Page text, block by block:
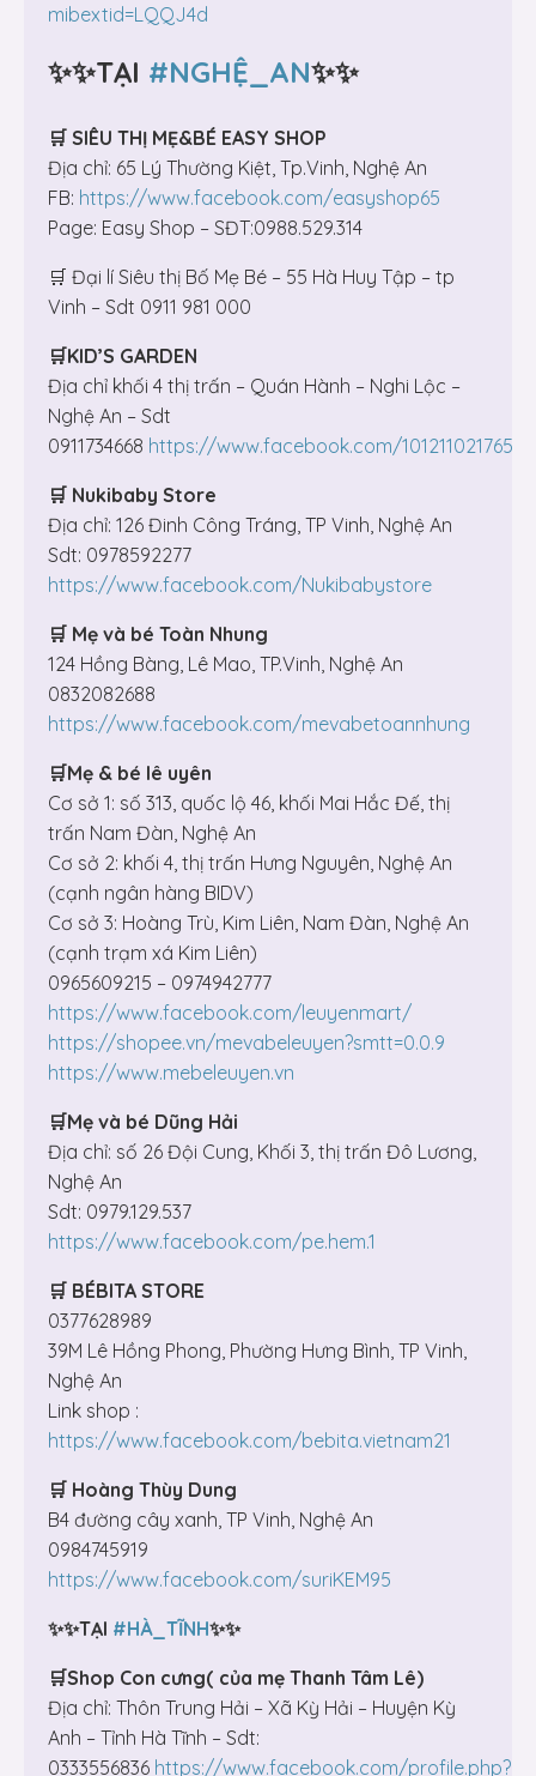
mibextid=LQQJ4d
✨✨TẠI #NGHỆ_AN✨✨
🛒 SIÊU THỊ MẸ&BÉ EASY SHOP
Địa chỉ: 65 Lý Thường Kiệt, Tp.Vinh, Nghệ An
FB: https://www.facebook.com/easyshop65
Page: Easy Shop – SĐT:0988.529.314
🛒 Đại lí Siêu thị Bố Mẹ Bé – 55 Hà Huy Tập – tp
Vinh – Sdt 0911 981 000
🛒KID’S GARDEN
Địa chỉ khối 4 thị trấn – Quán Hành – Nghi Lộc –
Nghệ An – Sdt
0911734668 https://www.facebook.com/
🛒 Nukibaby Store
Địa chỉ: 126 Đinh Công Tráng, TP Vinh, Nghệ An
Sdt: 0978592277
https://www.facebook.com/Nukibabystore
🛒 Mẹ và bé Toàn Nhung
124 Hồng Bàng, Lê Mao, TP.Vinh, Nghệ An
0832082688
https://www.facebook.com/mevabetoannhung
🛒Mẹ & bé lê uyên
Cơ sở 1: số 313, quốc lộ 46, khối Mai Hắc Đế, thị
trấn Nam Đàn, Nghệ An
Cơ sở 2: khối 4, thị trấn Hưng Nguyên, Nghệ An
(cạnh ngân hàng BIDV)
Cơ sở 3: Hoàng Trù, Kim Liên, Nam Đàn, Nghệ An
(cạnh trạm xá Kim Liên)
0965609215 – 0974942777
https://www.facebook.com/leuyenmart/
https://shopee.vn/mevabeleuyen?smtt=0.0.9
https://www.mebeleuyen.vn
🛒Mẹ và bé Dũng Hải
Địa chỉ: số 26 Đội Cung, Khối 3, thị trấn Đô Lương,
Nghệ An
Sdt: 0979.129.537
https://www.facebook.com/pe.hem.1
🛒 BÉBITA STORE
0377628989
39M Lê Hồng Phong, Phường Hưng Bình, TP Vinh,
Nghệ An
Link shop :
https://www.facebook.com/bebita.vietnam21
🛒 Hoàng Thùy Dung
B4 đường cây xanh, TP Vinh, Nghệ An
0984745919
https://www.facebook.com/suriKEM95
✨✨TẠI #HÀ_TĨNH✨✨
🛒Shop Con cưng( của mẹ Thanh Tâm Lê)
Địa chỉ: Thôn Trung Hải – Xã Kỳ Hải – Huyện Kỳ
Anh – Tỉnh Hà Tĩnh – Sdt:
0333556836 https://www.facebook.com/profile.php?